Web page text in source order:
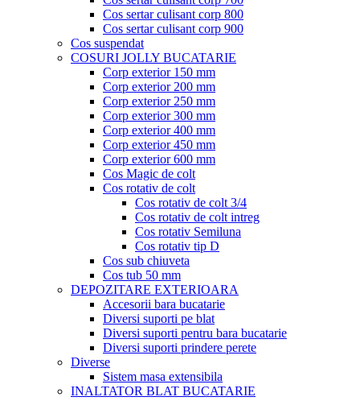
Cos sertar culisant corp 800
Cos sertar culisant corp 900
Cos suspendat
COSURI JOLLY BUCATARIE
Corp exterior 150 mm
Corp exterior 200 mm
Corp exterior 250 mm
Corp exterior 300 mm
Corp exterior 400 mm
Corp exterior 450 mm
Corp exterior 600 mm
Cos Magic de colt
Cos rotativ de colt
Cos rotativ de colt 3/4
Cos rotativ de colt intreg
Cos rotativ Semiluna
Cos rotativ tip D
Cos sub chiuveta
Cos tub 50 mm
DEPOZITARE EXTERIOARA
Accesorii bara bucatarie
Diversi suporti pe blat
Diversi suporti pentru bara bucatarie
Diversi suporti prindere perete
Diverse
Sistem masa extensibila
INALTATOR BLAT BUCATARIE